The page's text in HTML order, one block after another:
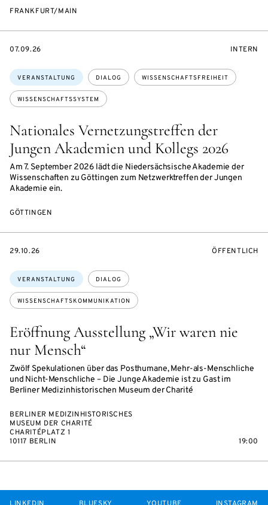
FRANKFURT/MAIN
Nationales Vernetzungstreffen der
Jungen Akademien und Kollegs 2026
Am 7. September 2026 lädt die Niedersächsische Akademie der
Wissenschaften zu Göttingen zum Netzwerktreffen der Jungen
Akademie ein.
Themen:
VERANSTALTUNG DIALOG WISSENSCHAFTSFREIHEIT
WISSENSCHAFTSSYSTEM
EVENTBEGINSON
07.09.26 INTERN
GÖTTINGEN
Eröffnung Ausstellung „Wir waren nie
nur Mensch“
Zwölf Spekulationen über das Posthumane, Mehr-als-Menschliche
und Nicht-Menschliche – Die Junge Akademie ist zu Gast im
Berliner Medizinhistorischen Museum der Charité
Themen:
VERANSTALTUNG DIALOG
WISSENSCHAFTSKOMMUNIKATION
EVENTBEGINSON
29.10.26 ÖFFENTLICH
BERLINER MEDIZINHISTORISCHES
MUSEUM DER CHARITÉ
CHARITÉPLATZ 1
10117 BERLIN
19:00